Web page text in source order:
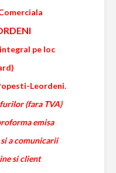
pe loc
Leordeni.
(fara TVA)
emisa
a comunicarii
si client